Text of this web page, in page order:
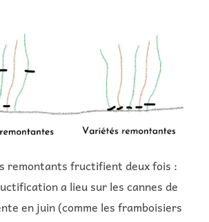
remontants fructifient deux fois :
a lieu sur les cannes de
en juin (comme les framboisiers